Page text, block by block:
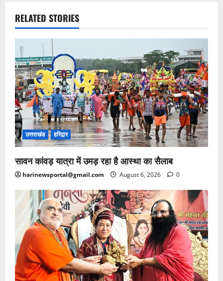
RELATED STORIES
उत्तराखंड हरिद्वार
सावन कांवड़ यात्रा में उमड़ रहा है आस्था का सैलाब
harinewsportal@gmail.com August 6, 2026 0